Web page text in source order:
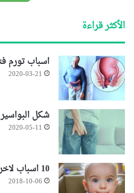
الأكثر قراءة
اسباب تورم
2020-03-21
شكل
2020-05-11
10 اسباب لاخراج الطفل الرضيع لسانه
2018-10-06